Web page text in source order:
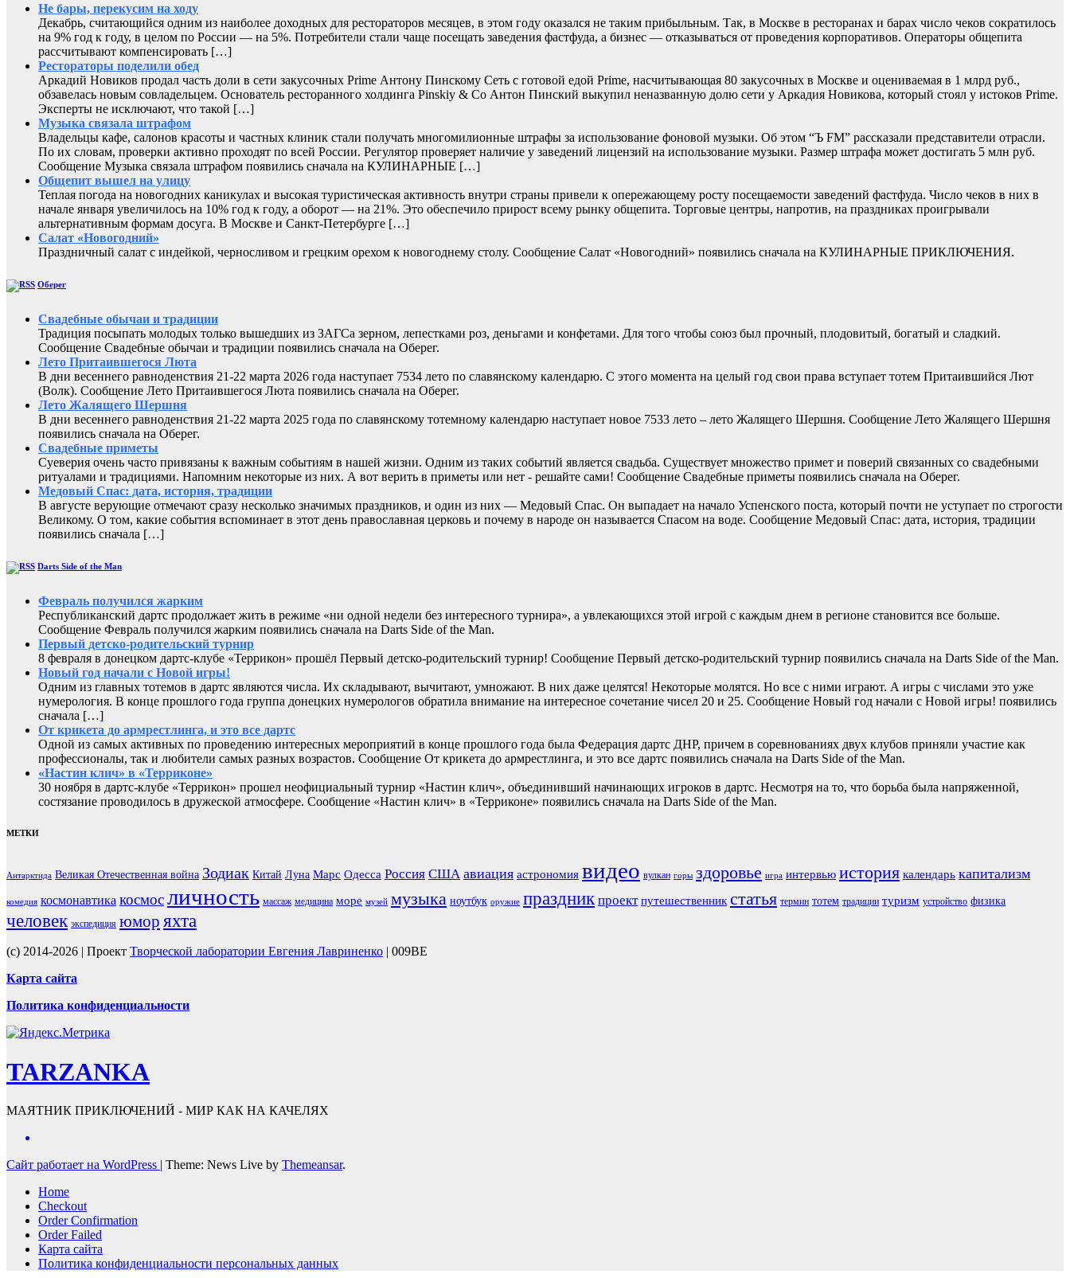
Не бары, перекусим на ходу
Декабрь, считающийся одним из наиболее доходных для рестораторов месяцев, в этом году оказался не таким прибыльным. Так, в Москве в ресторанах и барах число чеков сократилось
на 9% год к году, в целом по России — на 5%. Потребители стали чаще посещать заведения фастфуда, а бизнес — отказываться от проведения корпоративов. Операторы общепита
рассчитывают компенсировать […]
Рестораторы поделили обед
Аркадий Новиков продал часть доли в сети закусочных Prime Антону Пинскому Сеть с готовой едой Prime, насчитывающая 80 закусочных в Москве и оцениваемая в 1 млрд руб.,
обзавелась новым совладельцем. Основатель ресторанного холдинга Pinskiy & Co Антон Пинский выкупил неназванную долю сети у Аркадия Новикова, который стоял у истоков Prime.
Эксперты не исключают, что такой […]
Музыка связала штрафом
Владельцы кафе, салонов красоты и частных клиник стали получать многомилионные штрафы за использование фоновой музыки. Об этом “Ъ FM” рассказали представители отрасли.
По их словам, проверки активно проходят по всей России. Регулятор проверяет наличие у заведений лицензий на использование музыки. Размер штрафа может достигать 5 млн руб.
Сообщение Музыка связала штрафом появились сначала на КУЛИНАРНЫЕ […]
Общепит вышел на улицу
Теплая погода на новогодних каникулах и высокая туристическая активность внутри страны привели к опережающему росту посещаемости заведений фастфуда. Число чеков в них в
начале января увеличилось на 10% год к году, а оборот — на 21%. Это обеспечило прирост всему рынку общепита. Торговые центры, напротив, на праздниках проигрывали
альтернативным формам досуга. В Москве и Санкт-Петербурге […]
Салат «Новогодний»
Праздничный салат с индейкой, черносливом и грецким орехом к новогоднему столу. Сообщение Салат «Новогодний» появились сначала на КУЛИНАРНЫЕ ПРИКЛЮЧЕНИЯ.
Оберег
Свадебные обычаи и традиции
Традиция посыпать молодых только вышедших из ЗАГСа зерном, лепестками роз, деньгами и конфетами. Для того чтобы союз был прочный, плодовитый, богатый и сладкий.
Сообщение Свадебные обычаи и традиции появились сначала на Оберег.
Лето Притаившегося Люта
В дни весеннего равноденствия 21-22 марта 2026 года наступает 7534 лето по славянскому календарю. С этого момента на целый год свои права вступает тотем Притаившийся Лют
(Волк). Сообщение Лето Притаившегося Люта появились сначала на Оберег.
Лето Жалящего Шершня
В дни весеннего равноденствия 21-22 марта 2025 года по славянскому тотемному календарю наступает новое 7533 лето – лето Жалящего Шершня. Сообщение Лето Жалящего Шершня
появились сначала на Оберег.
Свадебные приметы
Суеверия очень часто привязаны к важным событиям в нашей жизни. Одним из таких событий является свадьба. Существует множество примет и поверий связанных со свадебными
ритуалами и традициями. Напомним некоторые из них. А вот верить в приметы или нет - решайте сами! Сообщение Свадебные приметы появились сначала на Оберег.
Медовый Спас: дата, история, традиции
В августе верующие отмечают сразу несколько значимых праздников, и один из них — Медовый Спас. Он выпадает на начало Успенского поста, который почти не уступает по строгости
Великому. О том, какие события вспоминает в этот день православная церковь и почему в народе он называется Спасом на воде. Сообщение Медовый Спас: дата, история, традиции
появились сначала […]
Darts Side of the Man
Февраль получился жарким
Республиканский дартс продолжает жить в режиме «ни одной недели без интересного турнира», а увлекающихся этой игрой с каждым днем в регионе становится все больше.
Сообщение Февраль получился жарким появились сначала на Darts Side of the Man.
Первый детско-родительский турнир
8 февраля в донецком дартс-клубе «Террикон» прошёл Первый детско-родительский турнир! Сообщение Первый детско-родительский турнир появились сначала на Darts Side of the Man.
Новый год начали с Новой игры!
Одним из главных тотемов в дартс являются числа. Их складывают, вычитают, умножают. В них даже целятся! Некоторые молятся. Но все с ними играют. А игры с числами это уже
нумерология. В конце прошлого года группа донецких нумерологов обратила внимание на интересное сочетание чисел 20 и 25. Сообщение Новый год начали с Новой игры! появились
сначала […]
От крикета до армрестлинга, и это все дартс
Одной из самых активных по проведению интересных мероприятий в конце прошлого года была Федерация дартс ДНР, причем в соревнованиях двух клубов приняли участие как
профессионалы, так и любители самых разных возрастов. Сообщение От крикета до армрестлинга, и это все дартс появились сначала на Darts Side of the Man.
«Настин клич» в «Терриконе»
30 ноября в дартс-клубе «Террикон» прошел неофициальный турнир «Настин клич», объединивший начинающих игроков в дартс. Несмотря на то, что борьба была напряженной,
состязание проводилось в дружеской атмосфере. Сообщение «Настин клич» в «Терриконе» появились сначала на Darts Side of the Man.
МЕТКИ
Антарктида Великая Отечественная война Зодиак Китай Луна Марс Одесса Россия США авиация астрономия видео вулкан горы здоровье игра интервью история календарь капитализм
комедия космонавтика космосличность массаж медицина море музей музыка ноутбук оружие праздник проект путешественник статья термин тотем традиции туризм устройство физика
человек экспедиция юмор яхта
(c) 2014-2026 | Проект Творческой лаборатории Евгения Лавриненко | 009BE
Карта сайта
Политика конфиденциальности
TARZANKA
МАЯТНИК ПРИКЛЮЧЕНИЙ - МИР КАК НА КАЧЕЛЯХ
Сайт работает на WordPress | Theme: News Live by Themeansar.
Home
Checkout
Order Confirmation
Order Failed
Карта сайта
Политика конфиденциальности персональных данных